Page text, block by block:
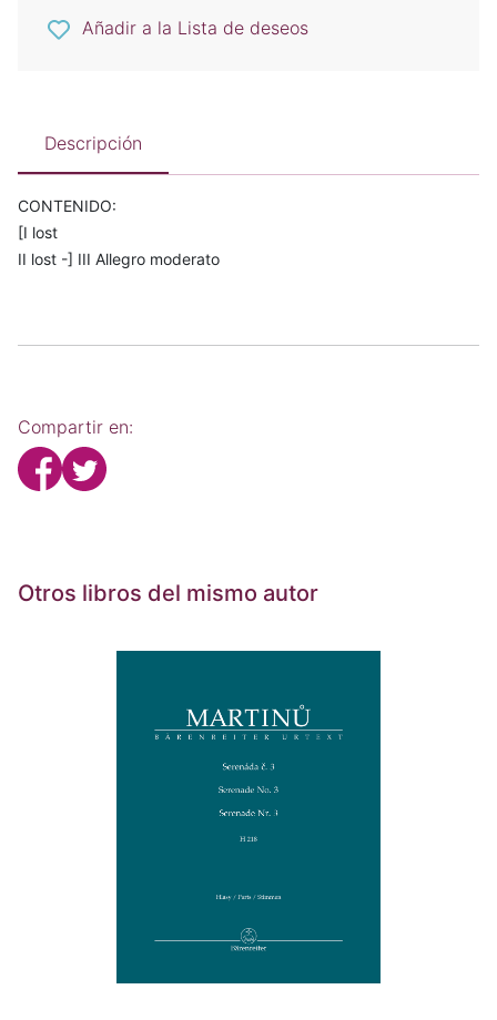
Añadir a la Lista de deseos
Descripción
CONTENIDO:
[I lost
II lost -] III Allegro moderato
Compartir en:
Otros libros del mismo autor